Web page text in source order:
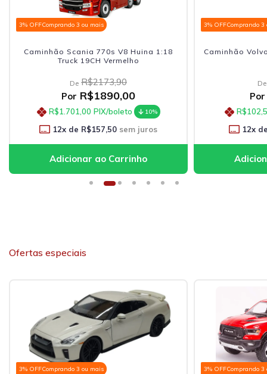
3% OFFComprando 3 ou mais
Caminhão Scania 770s V8 Huina 1:18
Truck 19CH Vermelho
De R$2173,90
Por R$1890,00
R$1.701,00 PIX/boleto 10%
12x de R$157,50 sem juros
3% OFFComprando 3
Caminhão
De
Por
12x
Ofertas especiais
3% OFFComprando 3 ou mais 3% OFFComprando 3